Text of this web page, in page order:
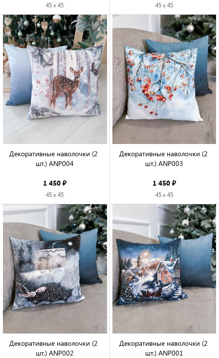
45 x 45 45 x 45
Декоративные наволочки (2
шт.) ANP004
1 450 ₽
45 x 45
Декоративные наволочки (2
шт.) ANP003
1 450 ₽
45 x 45
Декоративные наволочки (2
шт.) ANP002
Декоративные наволочки (2
шт.) ANP001